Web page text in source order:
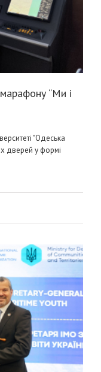
“Ми і
"Одеська
дверей у формі